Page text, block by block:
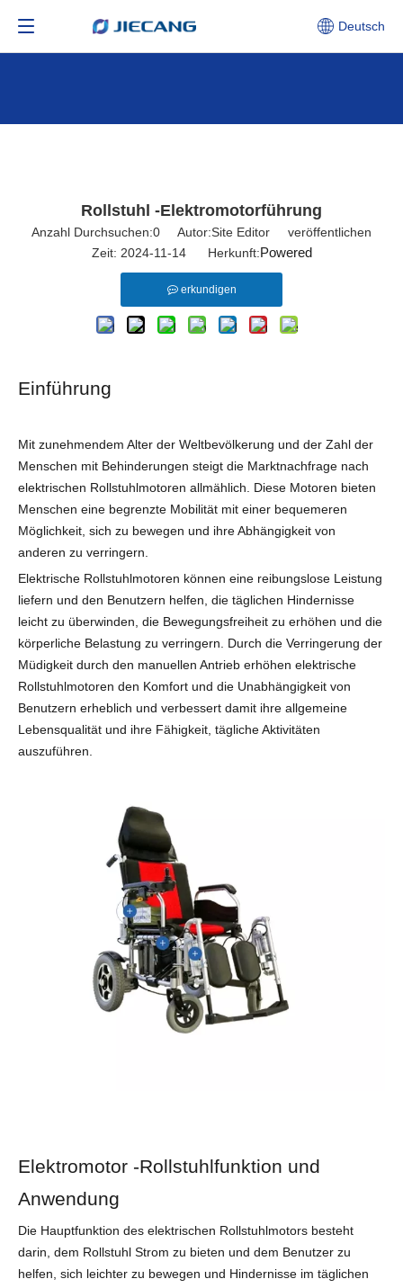
Deutsch
Rollstuhl -Elektromotorführung
Anzahl Durchsuchen:0 Autor:Site Editor veröffentlichen
Zeit: 2024-11-14 Herkunft:Powered
erkundigen
Einführung
Mit zunehmendem Alter der Weltbevölkerung und der Zahl der
Menschen mit Behinderungen steigt die Marktnachfrage nach
elektrischen Rollstuhlmotoren allmählich. Diese Motoren bieten
Menschen eine begrenzte Mobilität mit einer bequemeren
Möglichkeit, sich zu bewegen und ihre Abhängigkeit von
anderen zu verringern.
Elektrische Rollstuhlmotoren können eine reibungslose Leistung
liefern und den Benutzern helfen, die täglichen Hindernisse
leicht zu überwinden, die Bewegungsfreiheit zu erhöhen und die
körperliche Belastung zu verringern. Durch die Verringerung der
Müdigkeit durch den manuellen Antrieb erhöhen elektrische
Rollstuhlmotoren den Komfort und die Unabhängigkeit von
Benutzern erheblich und verbessert damit ihre allgemeine
Lebensqualität und ihre Fähigkeit, tägliche Aktivitäten
auszuführen.
Elektromotor -Rollstuhlfunktion und
Anwendung
Die Hauptfunktion des elektrischen Rollstuhlmotors besteht
darin, dem Rollstuhl Strom zu bieten und dem Benutzer zu
helfen, sich leichter zu bewegen und Hindernisse im täglichen